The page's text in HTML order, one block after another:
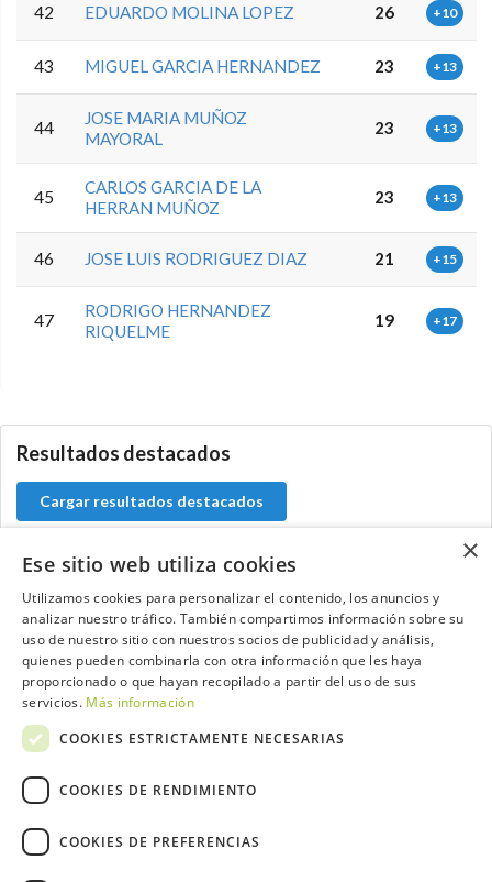
42 EDUARDO MOLINA LOPEZ 26 +10
43 MIGUEL GARCIA HERNANDEZ 23 +13
44
JOSE MARIA MUÑOZ
MAYORAL
23 +13
45
CARLOS GARCIA DE LA
HERRAN MUÑOZ
23 +13
46 JOSE LUIS RODRIGUEZ DIAZ 21 +15
47
RODRIGO HERNANDEZ
RIQUELME
19 +17
Resultados destacados
Cargar resultados destacados
Contacta con el equipo de NextCaddy
Opina Contacta
Trabaja con nosotros
×
Ese sitio web utiliza cookies
Utilizamos cookies para personalizar el contenido, los anuncios y
analizar nuestro tráfico. También compartimos información sobre su
uso de nuestro sitio con nuestros socios de publicidad y análisis,
quienes pueden combinarla con otra información que les haya
proporcionado o que hayan recopilado a partir del uso de sus
servicios. Más información
COOKIES ESTRICTAMENTE NECESARIAS
COOKIES DE RENDIMIENTO
COOKIES DE PREFERENCIAS